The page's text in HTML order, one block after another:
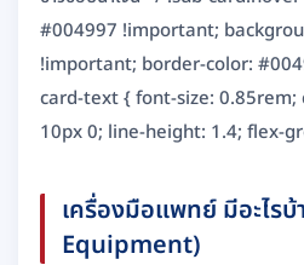
#004997 !important;
!important; border-color:
card-text { font-size:
10px 0; line-height: 1.4; flex-
เครื่องมือแพทย์ มีอะไร
Equipment)